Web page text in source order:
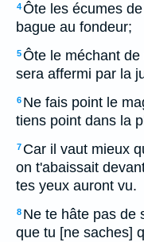
4Ôte les écumes
bague au fondeur;
5Ôte le méchant
sera affermi par la
6 Ne fais point le
tiens point dans la
7 Car il vaut mieux
on t'abaissait
tes yeux auront vu.
8 Ne te hâte pas de
que tu [ne saches]